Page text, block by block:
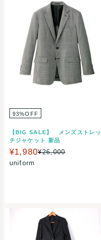
93%OFF
【BIG SALE】 メンズストレッ
チジャケット 新品
¥1,980¥26,000
uniform